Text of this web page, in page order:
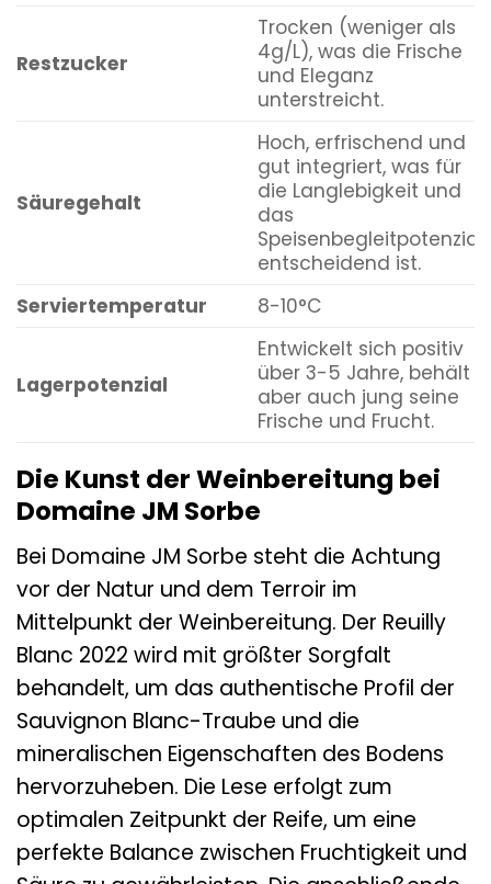
Restzucker
Trocken (weniger als
4g/L), was die Frische
und Eleganz
unterstreicht.
Säuregehalt
Hoch, erfrischend und
gut integriert, was für
die Langlebigkeit und
das
Speisenbegleitpotenzial
entscheidend ist.
Serviertemperatur
8-10°C
Lagerpotenzial
Entwickelt sich positiv
über 3-5 Jahre, behält
aber auch jung seine
Frische und Frucht.
Die Kunst der Weinbereitung bei
Domaine JM Sorbe
Bei Domaine JM Sorbe steht die Achtung
vor der Natur und dem Terroir im
Mittelpunkt der Weinbereitung. Der Reuilly
Blanc 2022 wird mit größter Sorgfalt
behandelt, um das authentische Profil der
Sauvignon Blanc-Traube und die
mineralischen Eigenschaften des Bodens
hervorzuheben. Die Lese erfolgt zum
optimalen Zeitpunkt der Reife, um eine
perfekte Balance zwischen Fruchtigkeit und